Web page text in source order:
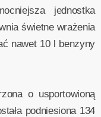
jednostka
świetne wrażenia
nawet 10 l benzyny
o usportowioną
podniesiona 134